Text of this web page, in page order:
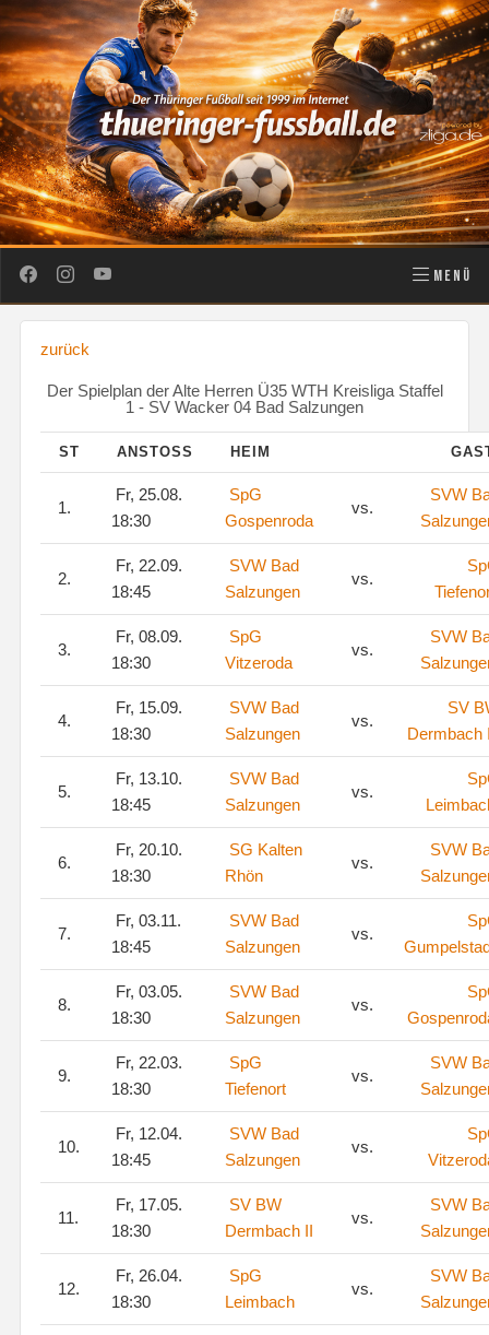
MENÜ
zurück
Der Spielplan der Alte Herren Ü35 WTH Kreisliga Staffel
1 - SV Wacker 04 Bad Salzungen
ST ANSTOSS HEIM
1.
Fr, 25.08.
18:30
SpG
Gospenroda
vs.
SVW
2.
Fr, 22.09.
18:45
SVW Bad
Salzungen
vs.
3.
Fr, 08.09.
18:30
SpG
Vitzeroda
vs.
SVW
4.
Fr, 15.09.
18:30
SVW Bad
Salzungen
vs.
SV
Dermbach
5.
Fr, 13.10.
18:45
SVW Bad
Salzungen
vs.
6.
Fr, 20.10.
18:30
SG Kalten
Rhön
vs.
SVW
7.
Fr, 03.11.
18:45
SVW Bad
Salzungen
vs.
8.
Fr, 03.05.
18:30
SVW Bad
Salzungen
vs.
9.
Fr, 22.03.
18:30
SpG
Tiefenort
vs.
SVW
10.
Fr, 12.04.
18:45
SVW Bad
Salzungen
vs.
11.
Fr, 17.05.
18:30
SV BW
Dermbach II
vs.
SVW
12.
Fr, 26.04.
18:30
SpG
Leimbach
vs.
SVW